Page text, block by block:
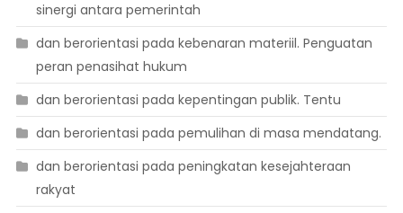
sinergi antara pemerintah
dan berorientasi pada kebenaran materiil. Penguatan
peran penasihat hukum
dan berorientasi pada kepentingan publik. Tentu
dan berorientasi pada pemulihan di masa mendatang.
dan berorientasi pada peningkatan kesejahteraan
rakyat